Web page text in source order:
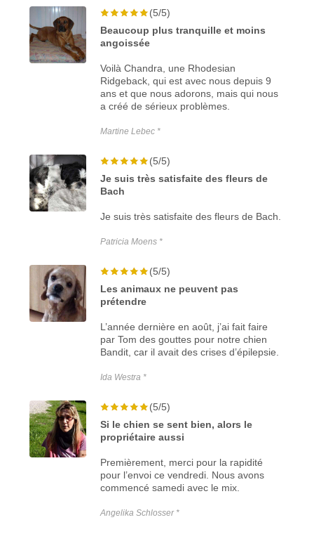
(5/5)
Beaucoup plus tranquille et moins
angoissée
Voilà Chandra, une Rhodesian
Ridgeback, qui est avec nous depuis 9
ans et que nous adorons, mais qui nous
a créé de sérieux problèmes.
Martine Lebec *
(5/5)
Je suis très satisfaite des fleurs de
Bach
Je suis très satisfaite des fleurs de Bach.
Patricia Moens *
(5/5)
Les animaux ne peuvent pas
prétendre
L’année dernière en août, j’ai fait faire
par Tom des gouttes pour notre chien
Bandit, car il avait des crises d’épilepsie.
Ida Westra *
(5/5)
Si le chien se sent bien, alors le
propriétaire aussi
Premièrement, merci pour la rapidité
pour l’envoi ce vendredi. Nous avons
commencé samedi avec le mix.
Angelika Schlosser *